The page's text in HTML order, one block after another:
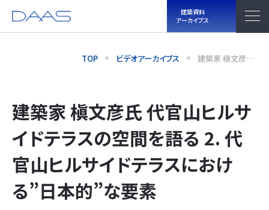
建築資料
アーカイブス
TOP ビデオアーカイブス 建築家 槇文彦氏
代官山ヒルサイ
的”な要素
建築家 槇文彦氏 代官山ヒルサ
イドテラスの空間を語る 2. 代
官山ヒルサイドテラスにおけ
る”日本的”な要素